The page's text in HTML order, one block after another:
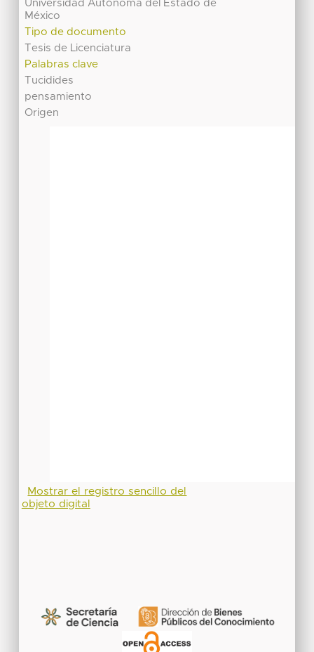
Universidad Autónoma del Estado de
México
Tipo de documento
Tesis de Licenciatura
Palabras clave
Tucidides
pensamiento
Origen
Mostrar el registro sencillo del
objeto digital